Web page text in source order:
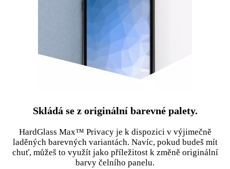
Skládá se z originální barevné palety.
HardGlass Max™ Privacy je k dispozici v výjimečně
laděných barevných variantách. Navíc, pokud budeš mít
chuť, můžeš to využít jako příležitost k změně originální
barvy čelního panelu.